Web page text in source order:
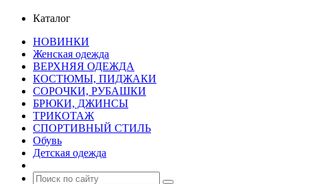
Каталог
НОВИНКИ
Женская одежда
ВЕРХНЯЯ ОДЕЖДА
КОСТЮМЫ, ПИДЖАКИ
СОРОЧКИ, РУБАШКИ
БРЮКИ, ДЖИНСЫ
ТРИКОТАЖ
СПОРТИВНЫЙ СТИЛЬ
Обувь
Детская одежда